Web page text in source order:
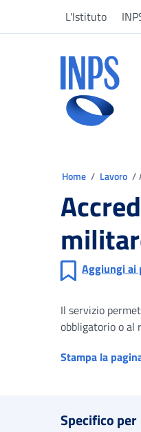
L'Istituto
Home Lavoro
Aggiungi
Il servizio
obbligatorio o al
Stampa la
Specifico per